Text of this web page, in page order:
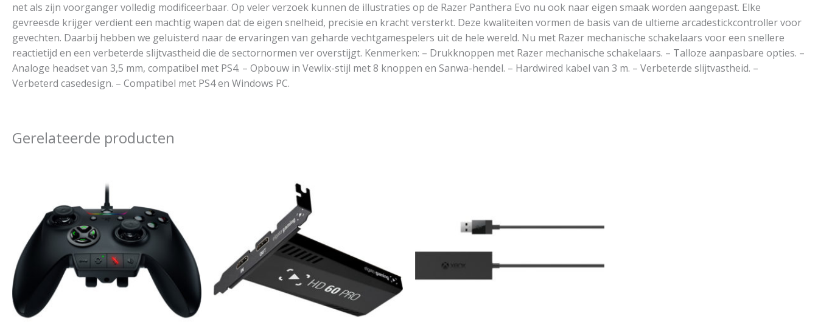
net als zijn voorganger volledig modificeerbaar. Op veler verzoek kunnen de illustraties op de Razer Panthera Evo nu ook naar eigen smaak worden aangepast. Elke
gevreesde krijger verdient een machtig wapen dat de eigen snelheid, precisie en kracht versterkt. Deze kwaliteiten vormen de basis van de ultieme arcadestickcontroller voor
gevechten. Daarbij hebben we geluisterd naar de ervaringen van geharde vechtgamespelers uit de hele wereld. Nu met Razer mechanische schakelaars voor een snellere
reactietijd en een verbeterde slijtvastheid die de sectornormen ver overstijgt. Kenmerken: – Drukknoppen met Razer mechanische schakelaars. – Talloze aanpasbare opties. –
Analoge headset van 3,5 mm, compatibel met PS4. – Opbouw in Vewlix-stijl met 8 knoppen en Sanwa-hendel. – Hardwired kabel van 3 m. – Verbeterde slijtvastheid. –
Verbeterd casedesign. – Compatibel met PS4 en Windows PC.
Gerelateerde producten